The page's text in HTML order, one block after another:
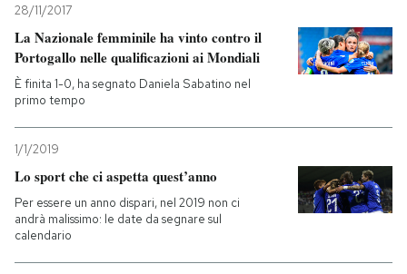
28/11/2017
La Nazionale femminile ha vinto contro il
Portogallo nelle qualificazioni ai Mondiali
È finita 1-0, ha segnato Daniela Sabatino nel
primo tempo
1/1/2019
Lo sport che ci aspetta quest’anno
Per essere un anno dispari, nel 2019 non ci
andrà malissimo: le date da segnare sul
calendario